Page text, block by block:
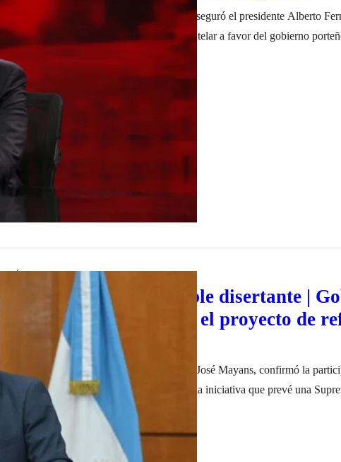
“La Corte perdió todo criterio de justicia”, aseguró el presidente Alberto
máximo tribunal que otorgó una medida cautelar a favor del gobierno
es algo torcido,…
byLa Contracara
Sáenz suena como posible disertante |
expondrán en el senado el proyecto de
Suprema
El jefe del interbloque del Frente de Todos, José Mayans, confirmó la
en un plenario de comisiones que analizara la iniciativa que prevé una
jueces que deben ser elegidos con carácter federal. Lo último fue rubricado
gobernadores peronistas o…
La Contracara 29 de junio de 2022